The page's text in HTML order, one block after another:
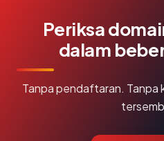
Periksa
dalam
Tanpa pendaftaran. Tanpa